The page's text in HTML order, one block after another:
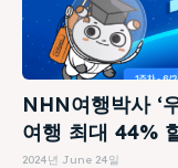
NHN여행박사 ‘
여행 최대 44%
2024년 June 24일